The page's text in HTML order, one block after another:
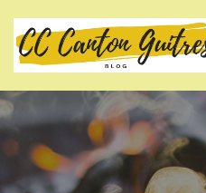
contenu
CC CANTON GUITRES